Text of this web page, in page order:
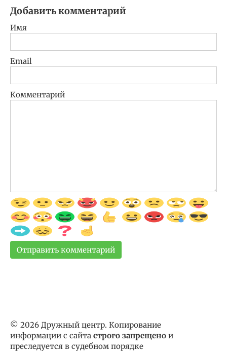
Добавить комментарий
Имя
Email
Комментарий
© 2026 Дружный центр. Копирование
информации с сайта строго запрещено и
преследуется в судебном порядке